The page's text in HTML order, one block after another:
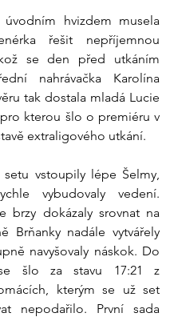
hvizdem musela
řešit nepříjemnou
se den před utkáním
nahrávačka Karolína
tak dostala mladá Lucie
kterou šlo o premiéru v
extraligového utkání.
vstoupily lépe Šelmy,
vybudovaly vedení.
brzy dokázaly srovnat na
Brňanky nadále vytvářely
navyšovaly náskok. Do
šlo za stavu 17:21 z
kterým se už set
nepodařilo. První sada